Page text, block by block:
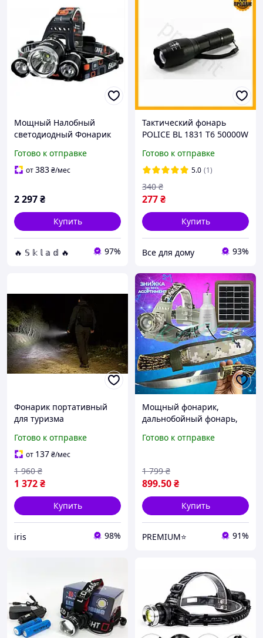
Мощный Налобный
светодиодный Фонарик
Охоты рыбалки кемпинга
аккумуляторный ліхтар
Готово к отправке
от383₴/мес
2 297₴
Купить
🔥 𝕊 𝕜 𝕝 𝕒 𝕕 🔥 97%
Тактический фонарь
POLICE BL 1831 T6 50000W
фонарик для охоты и
рыбалки светодиодный
Готово к отправке
5.0 (1)
277₴
340 ₴
Купить
Все для дому 93%
Фонарик портативный
для туризма
Мощный фонарик с
регулируемым зумом
Фонарь для охоты и
рыбалки аккумуляторный
Готово к отправке
от 137₴/мес
1 372₴
1 960 ₴
Купить
iris 98%
Мощный фонарик,
дальнобойный фонарь,
военный фонарик,
Готово к отправке
899.50₴
1 799 ₴
Купить
PREMIUM⭐ 91%